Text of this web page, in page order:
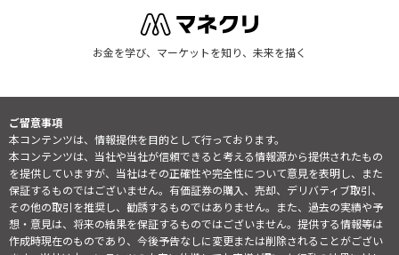
お金を学び、マーケットを知り、未来を描く
ご留意事項
本コンテンツは、情報提供を目的として行っております。
本コンテンツは、当社や当社が信頼できると考える情報源から提供されたもの
を提供していますが、当社はその正確性や完全性について意見を表明し、また
保証するものではございません。有価証券の購入、売却、デリバティブ取引、
その他の取引を推奨し、勧誘するものではありません。また、過去の実績や予
想・意見は、将来の結果を保証するものではございません。提供する情報等は
作成時現在のものであり、今後予告なしに変更または削除されることがござい